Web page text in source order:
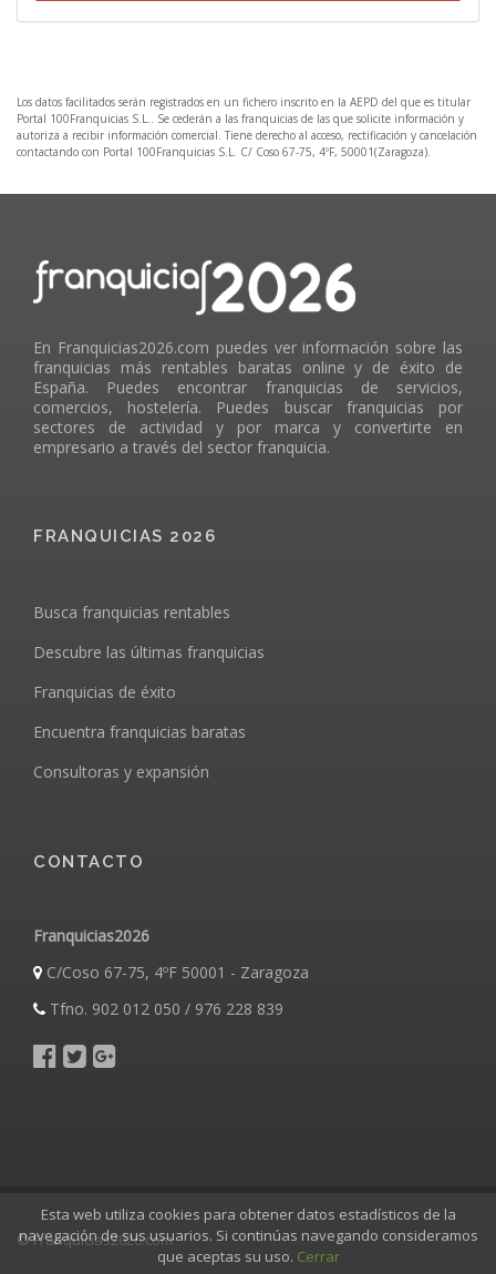
Los datos facilitados serán registrados en un fichero inscrito en la AEPD del que es titular
Portal 100Franquicias S.L.. Se cederán a las franquicias de las que solicite información y
autoriza a recibir información comercial. Tiene derecho al acceso, rectificación y cancelación
contactando con Portal 100Franquicias S.L. C/ Coso 67-75, 4ºF, 50001(Zaragoza).
En Franquicias2026.com puedes ver información sobre las
franquicias más rentables baratas online y de éxito de
España. Puedes encontrar franquicias de servicios,
comercios, hostelería. Puedes buscar franquicias por
sectores de actividad y por marca y convertirte en
empresario a través del sector franquicia.
FRANQUICIAS 2026
Busca franquicias rentables
Descubre las últimas franquicias
Franquicias de éxito
Encuentra franquicias baratas
Consultoras y expansión
CONTACTO
Franquicias2026
C/Coso 67-75, 4ºF 50001 - Zaragoza
Tfno. 902 012 050 / 976 228 839
© Franquicias2026.com
Esta web utiliza cookies para obtener datos estadísticos de la
navegación de sus usuarios. Si continúas navegando consideramos
que aceptas su uso. Cerrar